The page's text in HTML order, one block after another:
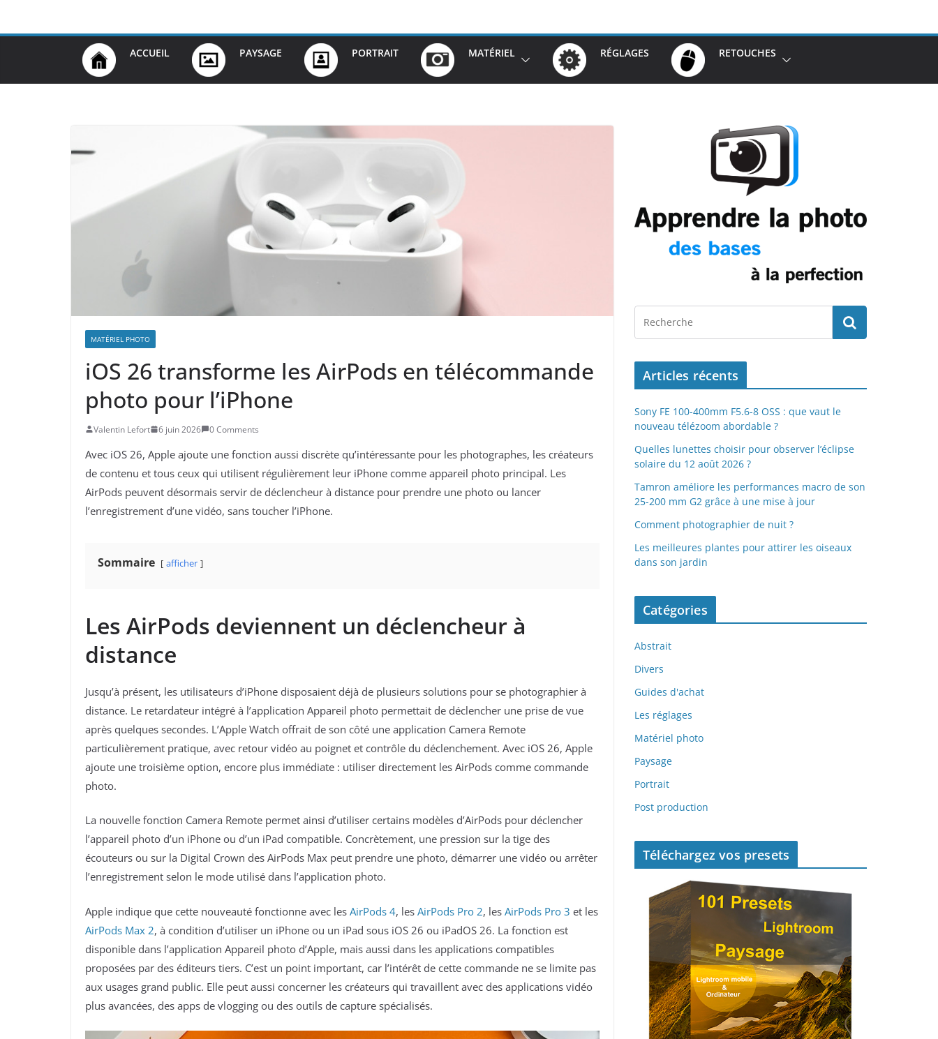
ACCUEIL PAYSAGE PORTRAIT MATÉRIEL RÉGLAGES RETOUCHES
MATÉRIEL PHOTO
iOS 26 transforme les AirPods en télécommande
photo pour l’iPhone
Valentin Lefort 6 juin 2026 0 Comments
Avec iOS 26, Apple ajoute une fonction aussi discrète qu’intéressante pour les photographes, les créateurs
de contenu et tous ceux qui utilisent régulièrement leur iPhone comme appareil photo principal. Les
AirPods peuvent désormais servir de déclencheur à distance pour prendre une photo ou lancer
l’enregistrement d’une vidéo, sans toucher l’iPhone.
Sommaire afficher
Les AirPods deviennent un déclencheur à
distance
Jusqu’à présent, les utilisateurs d’iPhone disposaient déjà de plusieurs solutions pour se photographier à
distance. Le retardateur intégré à l’application Appareil photo permettait de déclencher une prise de vue
après quelques secondes. L’Apple Watch offrait de son côté une application Camera Remote
particulièrement pratique, avec retour vidéo au poignet et contrôle du déclenchement. Avec iOS 26, Apple
ajoute une troisième option, encore plus immédiate : utiliser directement les AirPods comme commande
photo.
La nouvelle fonction Camera Remote permet ainsi d’utiliser certains modèles d’AirPods pour déclencher
l’appareil photo d’un iPhone ou d’un iPad compatible. Concrètement, une pression sur la tige des
écouteurs ou sur la Digital Crown des AirPods Max peut prendre une photo, démarrer une vidéo ou arrêter
l’enregistrement selon le mode utilisé dans l’application photo.
Apple indique que cette nouveauté fonctionne avec les AirPods 4, les AirPods Pro 2, les AirPods Pro 3 et les
AirPods Max 2, à condition d’utiliser un iPhone ou un iPad sous iOS 26 ou iPadOS 26. La fonction est
disponible dans l’application Appareil photo d’Apple, mais aussi dans les applications compatibles
proposées par des éditeurs tiers. C’est un point important, car l’intérêt de cette commande ne se limite pas
aux usages grand public. Elle peut aussi concerner les créateurs qui travaillent avec des applications vidéo
plus avancées, des apps de vlogging ou des outils de capture spécialisés.
Articles récents
Sony FE 100-400mm F5.6-8 OSS : que vaut le
nouveau télézoom abordable ?
Quelles lunettes choisir pour observer l’éclipse
solaire du 12 août 2026 ?
Tamron améliore les performances macro de son
25-200 mm G2 grâce à une mise à jour
Comment photographier de nuit ?
Les meilleures plantes pour attirer les oiseaux
dans son jardin
Catégories
Abstrait
Divers
Guides d'achat
Les réglages
Matériel photo
Paysage
Portrait
Post production
Téléchargez vos presets